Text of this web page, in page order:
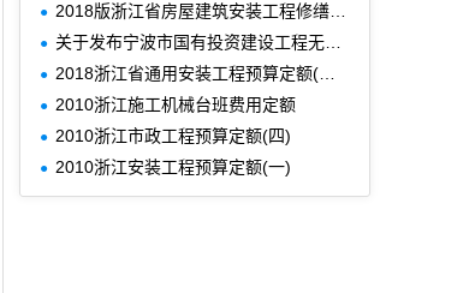
2018版浙江省房屋建筑安装工程修缮预算定额
关于发布宁波市国有投资建设工程无价材料(设备)实务手册(简版)的通知
2018浙江省通用安装工程预算定额(第七册)
2010浙江施工机械台班费用定额
2010浙江市政工程预算定额(四)
2010浙江安装工程预算定额(一)